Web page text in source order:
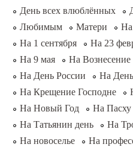
День всех влюблённых
Любимым
Матери
На 1 сентября
На 23
На 9 мая
На Вознесение
На День России
На
На Крещение Господне
На Новый Год
На Пасху
На Татьянин день
На
На новоселье
На